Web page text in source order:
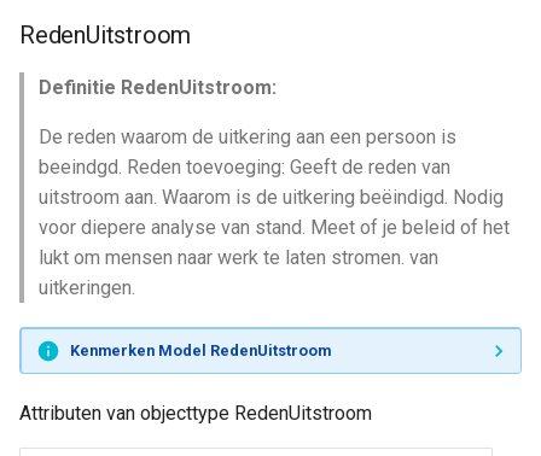
RedenUitstroom
Definitie RedenUitstroom:
De reden waarom de uitkering aan een persoon is
beeindgd. Reden toevoeging: Geeft de reden van
uitstroom aan. Waarom is de uitkering beëindigd. Nodig
voor diepere analyse van stand. Meet of je beleid of het
lukt om mensen naar werk te laten stromen. van
uitkeringen.
Kenmerken Model RedenUitstroom
Attributen van objecttype RedenUitstroom